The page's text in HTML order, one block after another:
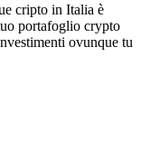
cripto in Italia è
portafoglio crypto
ovunque tu